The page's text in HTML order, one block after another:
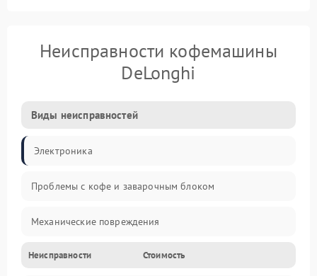
Неисправности кофемашины
DeLonghi
Виды неисправностей
Электроника
Проблемы с кофе и заварочным блоком
Механические повреждения
Прочие неисправности
Неисправности Стоимость